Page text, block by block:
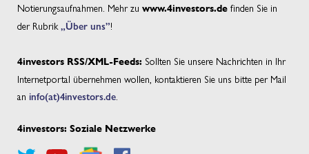
Notierungsaufnahmen. Mehr zu www.4investors.de finden Sie in
der Rubrik„Über uns”!
4investors RSS/XML-Feeds: Sollten Sie unsere Nachrichten in Ihr
Internetportal übernehmen wollen, kontaktieren Sie uns bitte per Mail
an info(at)4investors.de.
4investors: Soziale Netzwerke